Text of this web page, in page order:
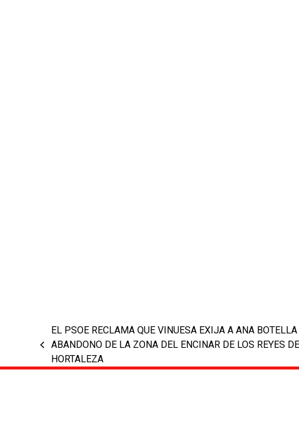
previous
post:
EL PSOE RECLAMA QUE VINUESA EXIJA A ANA
ABANDONO DE LA ZONA DEL ENCINAR DE LOS REYES
HORTALEZA